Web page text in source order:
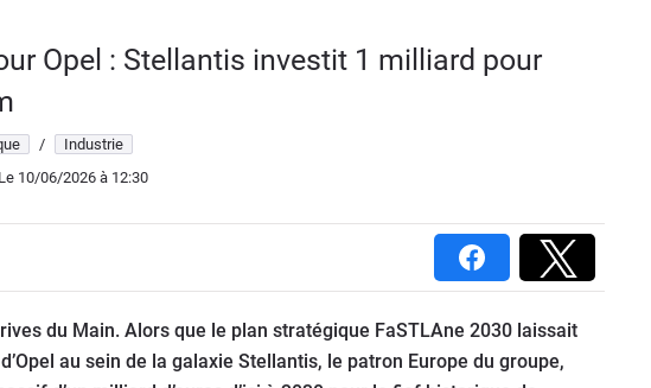
Opel : Stellantis investit 1 milliard pour
/
Industrie
Le 10/06/2026 à 12:30
du Main. Alors que le plan stratégique FaSTLAne 2030 laissait
au sein de la galaxie Stellantis, le patron Europe du groupe,